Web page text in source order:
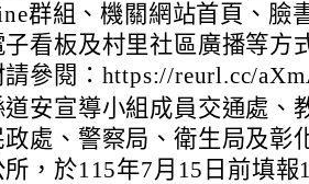
群組、機關網站首頁、臉
看板及村里社區廣播等方
請參閱：https://reurl.cc/
道安宣導小組成員交通處、
政處、警察局、衛生局及彰
，於115年7月15日前填